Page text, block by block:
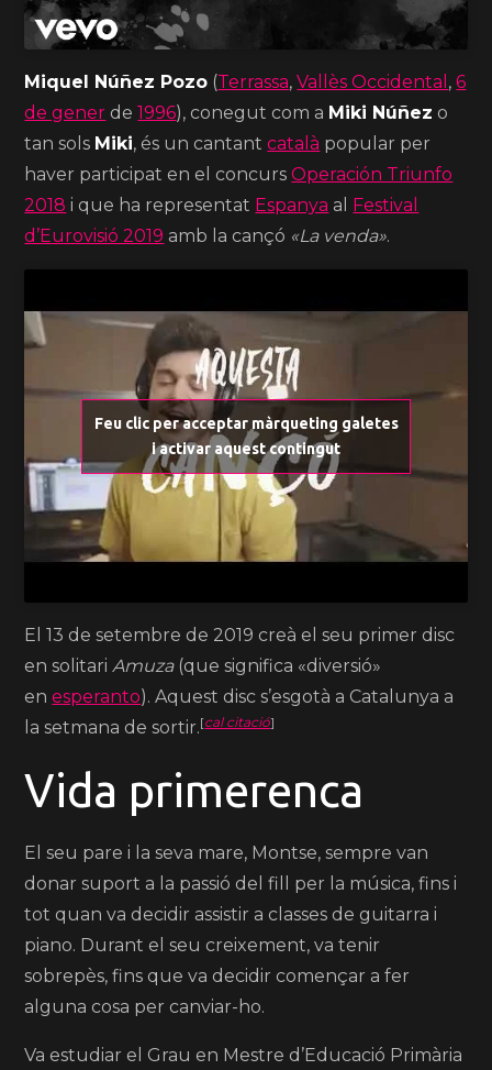
Miquel Núñez Pozo (Terrassa,Vallès Occidental ,6
de gener de1996), conegut com a Miki Núñez o
tan sols Miki, és un cantantcatalà popular per
haver participat en el concursOperación Triunfo
2018 i que ha representat Espanya al
Festival
d’Eurovisió 2019 amb la cançó «La venda».
Feu clic per acceptar màrqueting galetes
i activar aquest contingut
El 13 de setembre de 2019 creà el seu primer disc
en solitari Amuza(que significa «diversió»
enesperanto). Aquest disc s’esgotà a Catalunya a
la setmana de sortir.[cal citació]
Vida primerenca
El seu pare i la seva mare, Montse, sempre van
donar suport a la passió del fill per la música, fins i
tot quan va decidir assistir a classes de guitarra i
piano. Durant el seu creixement, va tenir
sobrepès, fins que va decidir començar a fer
alguna cosa per canviar-ho.
Va estudiar el Grau en Mestre d’Educació Primària